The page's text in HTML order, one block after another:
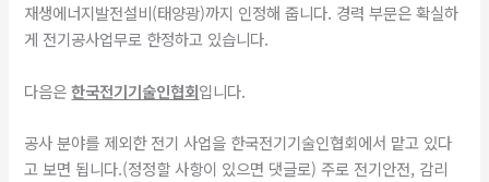
재생에너지발전설비(태양광)까지 인정해 줍니다. 경력 부문은 확실하
게 전기공사업무로 한정하고 있습니다.
​다음은한국전기기술인협회입니다.
공사 분야를 제외한 전기 사업을 한국전기기술인협회에서 맡고 있다
고 보면 됩니다.(정정할 사항이 있으면 댓글로) 주로 전기안전, 감리